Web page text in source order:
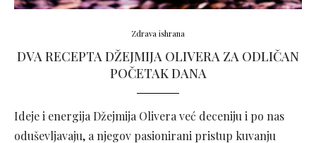
Zdrava ishrana
DVA RECEPTA DŽEJMIJA OLIVERA ZA ODLIČAN
POČETAK DANA
Ideje i energija Džejmija Olivera već deceniju i po nas
oduševljavaju, a njegov pasionirani pristup kuvanju